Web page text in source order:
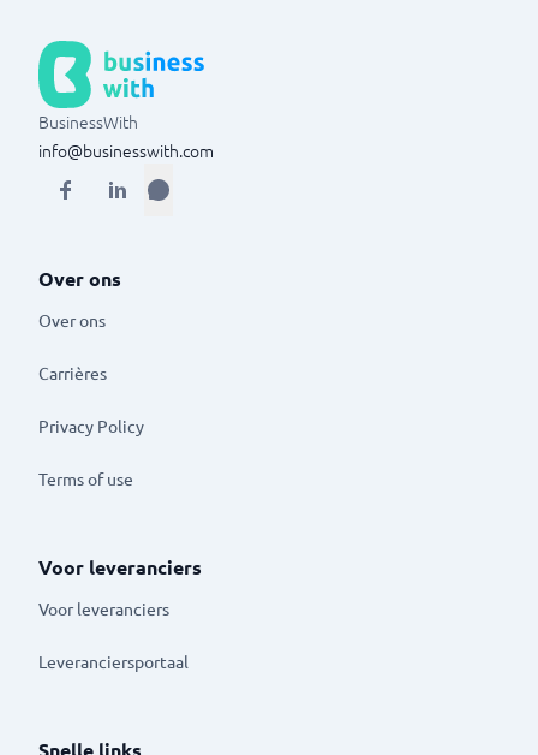
BusinessWith
info@businesswith.com
Over ons
Over ons
Carrières
Privacy Policy
Terms of use
Voor leveranciers
Voor leveranciers
Leveranciersportaal
Snelle links